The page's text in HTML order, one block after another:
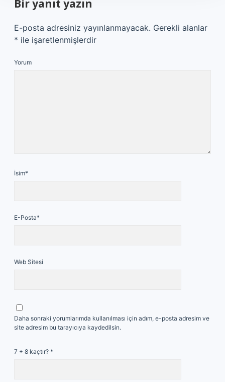
Bir yanıt yazın
E-posta adresiniz yayınlanmayacak. Gerekli alanlar
* ile işaretlenmişlerdir
Yorum
İsim*
E-Posta*
Web Sitesi
Daha sonraki yorumlarımda kullanılması için adım, e-posta adresim ve
site adresim bu tarayıcıya kaydedilsin.
7 + 8 kaçtır? *